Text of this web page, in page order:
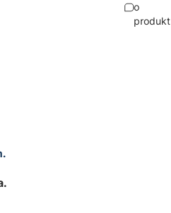
o
produkt